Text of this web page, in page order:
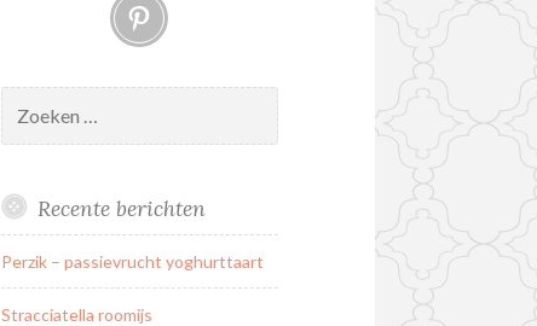
naar:
Recente berichten
Perzik – passievrucht yoghurttaart
Stracciatella roomijs